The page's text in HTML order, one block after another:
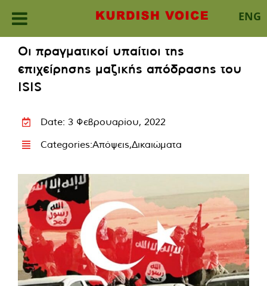
ENG
content
Οι πραγματικοί υπαίτιοι της
επιχείρησης μαζικής απόδρασης του
ISIS
Date: 3 Φεβρουαρίου, 2022
Categories:Απόψεις,Δικαιώματα